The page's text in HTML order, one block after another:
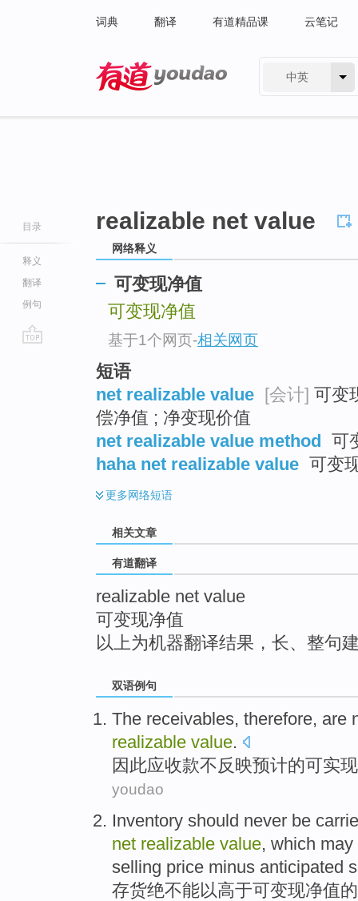
词典 翻译 有道精品课 云笔记
中英
目录
释义
翻译
例句
realizable net value
网络释义
可变现净值
可变现净值
基于1个网页-相关网页
短语
net realizable value [会计] 可变
偿净值 ; 净变现价值
net realizable value method 可
haha net realizable value 可变
更多网络短语
相关文章
有道翻译
realizable net value
可变现净值
以上为机器翻译结果，长、整句
双语例句
The receivables, therefore, are
realizable value.
因此应收款不反映预计的可实
youdao
Inventory should never be
net realizable value, which may
selling price minus anticipated
存货绝不能以高于可变现净值的